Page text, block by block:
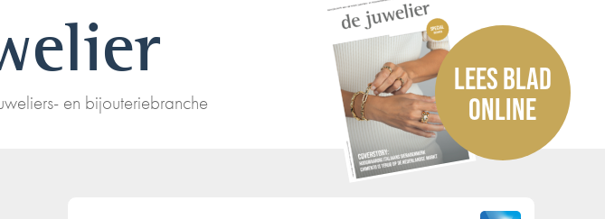
en bijouteriebranche
LEES BLAD
ONLINE